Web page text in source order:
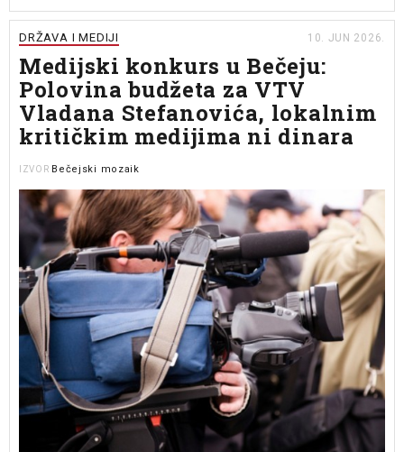
DRŽAVA I MEDIJI 10. JUN 2026.
Medijski konkurs u Bečeju:
Polovina budžeta za VTV
Vladana Stefanovića, lokalnim
kritičkim medijima ni dinara
IZVOR Bečejski mozaik